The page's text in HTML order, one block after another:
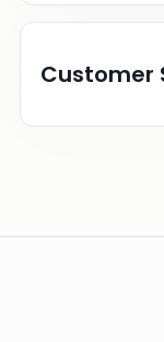
Customer